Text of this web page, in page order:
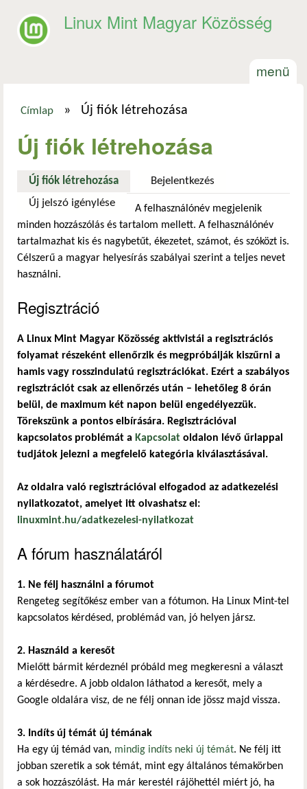
Linux Mint Magyar Közösség
menü
Jelenlegi hely
Címlap » Új fiók létrehozása
Új fiók létrehozása
Új fiók létrehozása (aktív fül)Bejelentkezés
Új jelszó igénylése
A felhasználónév megjelenik
minden hozzászólás és tartalom mellett. A felhasználónév
tartalmazhat kis és nagybetűt, ékezetet, számot, és szóközt is.
Célszerű a magyar helyesírás szabályai szerint a teljes nevet
használni.
Regisztráció
A Linux Mint Magyar Közösség aktivistái a regisztrációs
folyamat részeként ellenőrzik és megpróbálják kiszűrni a
hamis vagy rosszindulatú regisztrációkat. Ezért a szabályos
regisztrációt csak az ellenőrzés után – lehetőleg 8 órán
belül, de maximum két napon belül engedélyezzük.
Törekszünk a pontos elbírására. Regisztrációval
kapcsolatos problémát a Kapcsolat oldalon lévő űrlappal
tudjátok jelezni a megfelelő kategória kiválasztásával.
Az oldalra való regisztrációval elfogadod az adatkezelési
nyilatkozatot, amelyet itt olvashatsz el:
linuxmint.hu/adatkezelesi-nyilatkozat
A fórum használatáról
1. Ne félj használni a fórumot
Rengeteg segítőkész ember van a fótumon. Ha Linux Mint-tel
kapcsolatos kérdésed, problémád van, jó helyen jársz.
2. Használd a keresőt
Mielőtt bármit kérdeznél próbáld meg megkeresni a választ
a kérdésedre. A jobb oldalon láthatod a keresőt, mely a
Google oldalára visz, de ne félj onnan ide jössz majd vissza.
3. Indíts új témát új témának
Ha egy új témád van, mindig indíts neki új témát. Ne félj itt
jobban szeretik a sok témát, mint egy általános témakörben
a sok hozzászólást. Ha már kerestél rájöhettél miért jó, ha